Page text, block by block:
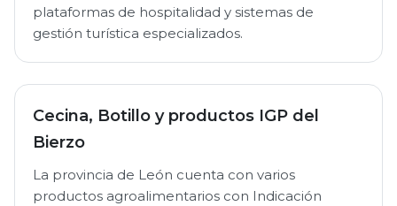
plataformas de hospitalidad y sistemas de
gestión turística especializados.
Cecina, Botillo y productos IGP del
Bierzo
La provincia de León cuenta con varios
productos agroalimentarios con Indicación